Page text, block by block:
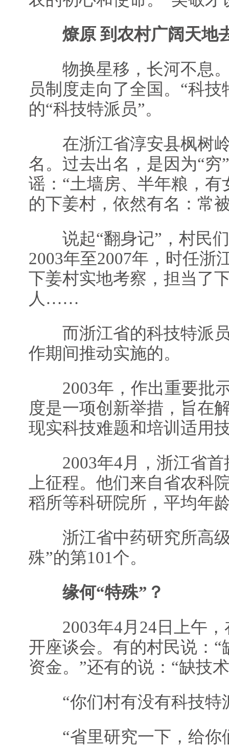
燎原 到农村广阔天地
物换星移，长河不息。
员制度走向了全国。“科
的“科技特派员”。
在浙江省淳安县枫树岭
名。过去出名，是因为“穷
谣：“土墙房、半年粮，有
的下姜村，依然有名：常
说起“翻身记”，村民们
2003年至2007年，时任浙
下姜村实地考察，担当了
人……
而浙江省的科技特派员
作期间推动实施的。
2003年，作出重要批
度是一项创新举措，旨在
现实科技难题和培训适用
2003年4月，浙江省首
上征程。他们来自省农科
稻所等科研院所，平均年
浙江省中药研究所高级
殊”的第101个。
缘何“特殊”？
2003年4月24日上午，
开座谈会。有的村民说：“
资金。”还有的说：“缺技
“你们村有没有科技特
“省里研究一下，给你